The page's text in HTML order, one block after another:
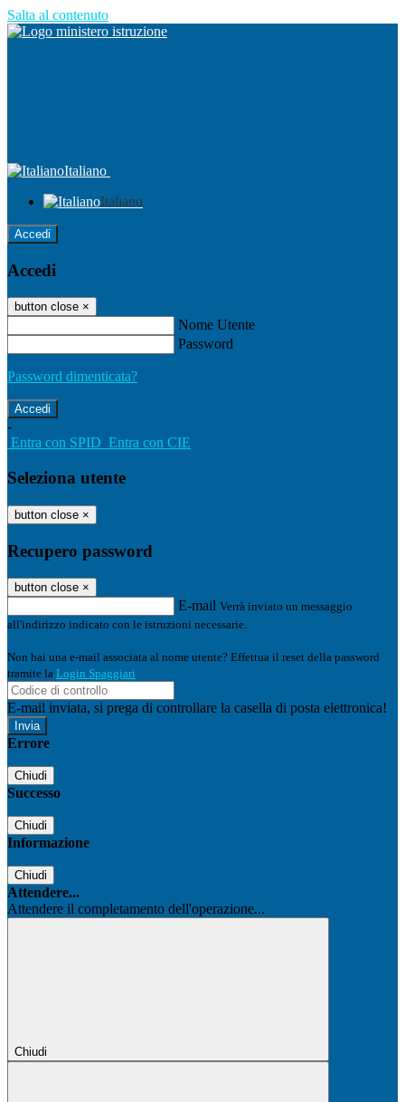
Salta al contenuto
Italiano
Italiano
Accedi
Accedi
button close ×
Nome Utente
Password
Password dimenticata?
-
Entra con SPID Entra con CIE
Seleziona utente
button close ×
Recupero password
button close ×
E-mail Verrà inviato un messaggio
all'indirizzo indicato con le istruzioni necessarie.
Non hai una e-mail associata al nome utente? Effettua il reset della password
tramite la Login Spaggiari
E-mail inviata, si prega di controllare la casella di posta elettronica!
Errore
Chiudi
Successo
Chiudi
Informazione
Chiudi
Attendere...
Attendere il completamento dell'operazione...
Chiudi